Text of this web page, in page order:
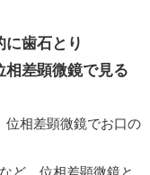
に歯石とり
相差顕微鏡で見る
相差顕微鏡でお口の